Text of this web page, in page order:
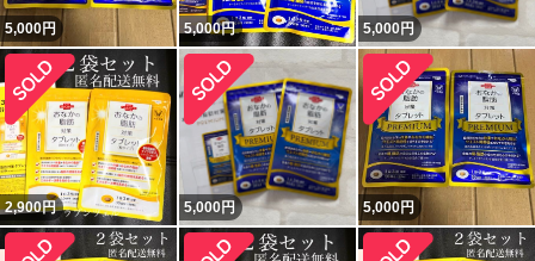
5,000円 5,000円 5,000円
2,900円 5,000円 5,000円